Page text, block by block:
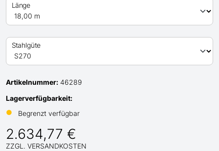
Länge
Stahlgüte
Artikelnummer: 46289
Lagerverfügbarkeit:
●
Begrenzt verfügbar
2.634,77 €
ZZGL. VERSANDKOSTEN